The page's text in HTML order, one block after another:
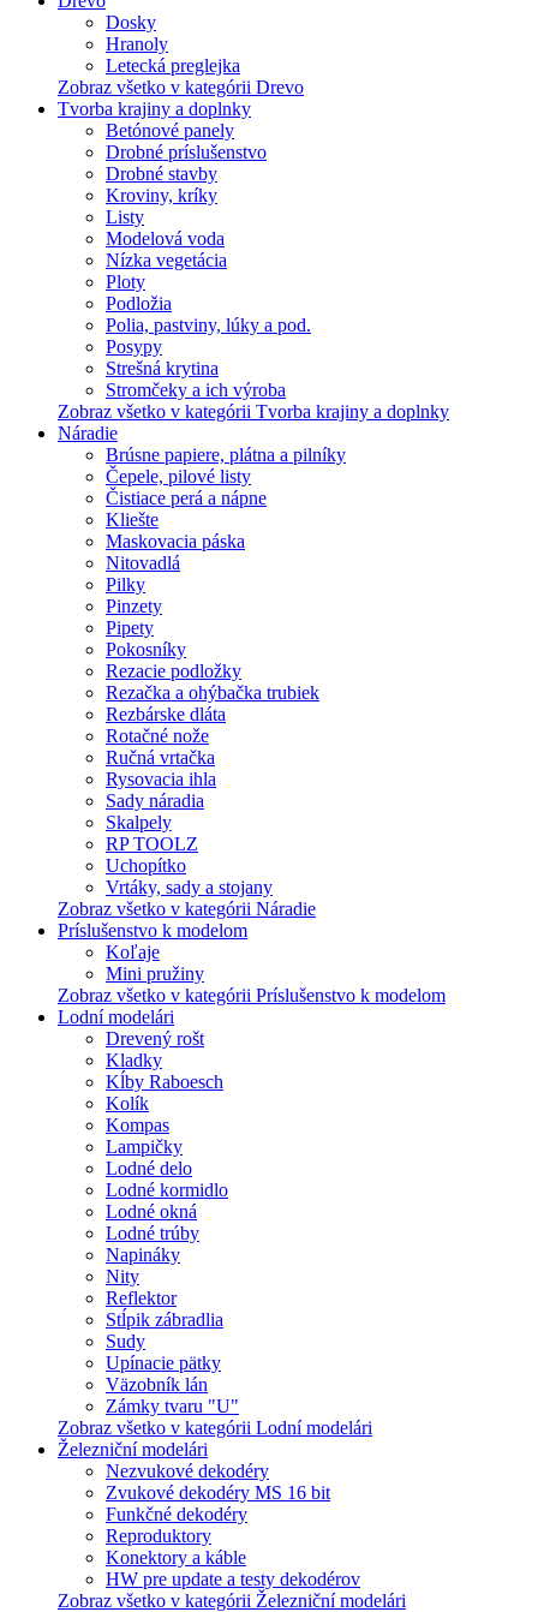
Dosky
Hranoly
Letecká preglejka
Zobraz všetko v kategórii Drevo
Tvorba krajiny a doplnky
Betónové panely
Drobné príslušenstvo
Drobné stavby
Kroviny, kríky
Listy
Modelová voda
Nízka vegetácia
Ploty
Podložia
Polia, pastviny, lúky a pod.
Posypy
Strešná krytina
Stromčeky a ich výroba
Zobraz všetko v kategórii Tvorba krajiny a doplnky
Náradie
Brúsne papiere, plátna a pilníky
Čepele, pilové listy
Čistiace perá a nápne
Kliešte
Maskovacia páska
Nitovadlá
Pilky
Pinzety
Pipety
Pokosníky
Rezacie podložky
Rezačka a ohýbačka trubiek
Rezbárske dláta
Rotačné nože
Ručná vrtačka
Rysovacia ihla
Sady náradia
Skalpely
RP TOOLZ
Uchopítko
Vrtáky, sady a stojany
Zobraz všetko v kategórii Náradie
Príslušenstvo k modelom
Koľaje
Mini pružiny
Zobraz všetko v kategórii Príslušenstvo k modelom
Lodní modelári
Drevený rošt
Kladky
Kĺby Raboesch
Kolík
Kompas
Lampičky
Lodné delo
Lodné kormidlo
Lodné okná
Lodné trúby
Napináky
Nity
Reflektor
Stĺpik zábradlia
Sudy
Upínacie pätky
Väzobník lán
Zámky tvaru "U"
Zobraz všetko v kategórii Lodní modelári
Železniční modelári
Nezvukové dekodéry
Zvukové dekodéry MS 16 bit
Funkčné dekodéry
Reproduktory
Konektory a káble
HW pre update a testy dekodérov
Zobraz všetko v kategórii Železniční modelári